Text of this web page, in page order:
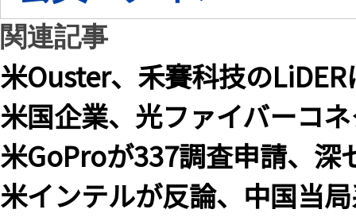
関連記事
米Ouster、禾賽科技の
米国企業、光ファイバーコ
米GoProが337調査申請、
米インテルが反論、中国当